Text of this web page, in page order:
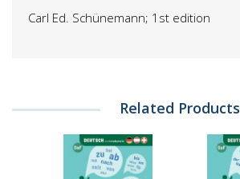
Carl Ed. Schünemann; 1st edition
Related Products